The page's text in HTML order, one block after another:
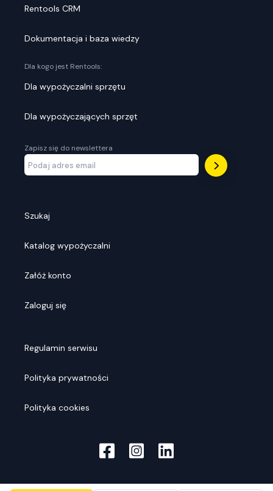
Rentools CRM
Dokumentacja i baza wiedzy
Dla kogo jest Rentools:
Dla wypożyczalni sprzętu
Dla wypożyczających sprzęt
Zapisz się do newslettera
Szukaj
Katalog wypożyczalni
Załóż konto
Zaloguj się
Regulamin serwisu
Polityka prywatności
Polityka cookies